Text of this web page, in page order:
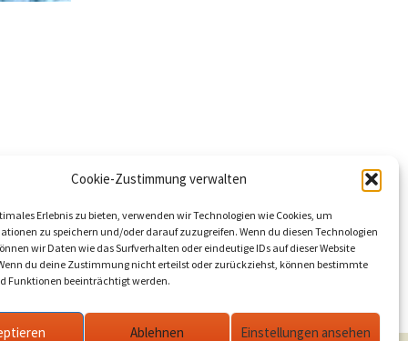
Cookie-Zustimmung verwalten
Erlebnis zu bieten, verwenden wir Technologien wie Cookies, um
zu speichern und/oder darauf zuzugreifen. Wenn du diesen Technologien
wir Daten wie das Surfverhalten oder eindeutige IDs auf dieser Website
du deine Zustimmung nicht erteilst oder zurückziehst, können bestimmte
Funktionen beeinträchtigt werden.
Ablehnen Einstellungen ansehen